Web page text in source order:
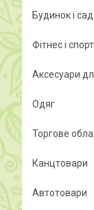
Будинок і сад
Фітнес і спорт
Аксесуари
Одяг
Торгове
Канцтовари
Автотовари